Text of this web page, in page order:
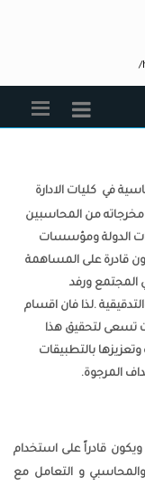
في كليات الادارة
من المحاسبين
الدولة ومؤسسات
قادرة على المساهمة
ورفد
.لذا فان اقسام
الدراسة البالغة 4 سنوات تسعى لتحقيق هذا
بالتطبيقات
المرجوة.
قادراً على استخدام
و التعامل مع